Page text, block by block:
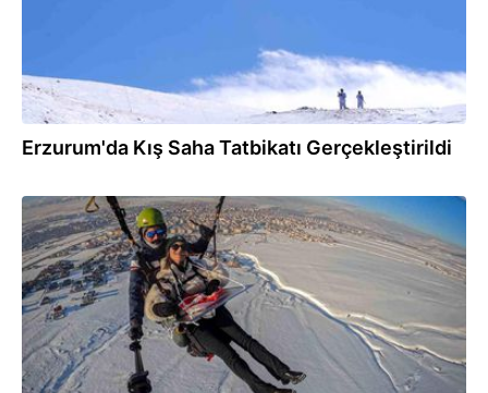
Erzurum'da Kış Saha Tatbikatı Gerçekleştirildi
24.02.2025